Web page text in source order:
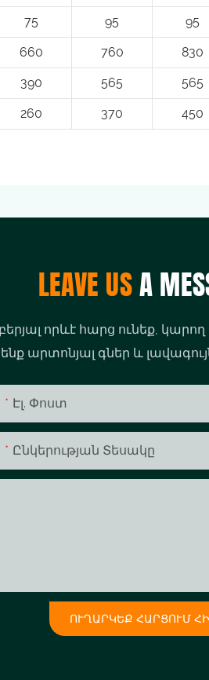
75 95 95
660 760 830
390 565 565
260 370 450
LEAVE USA
որևէ հարց ունեք,
արտոնյալ գներ և
Էլ. Փոստ
Ընկերության Տեսակը
ՈՒՂԱՐԿԵՔ ՀԱՐՑՈՒՄ